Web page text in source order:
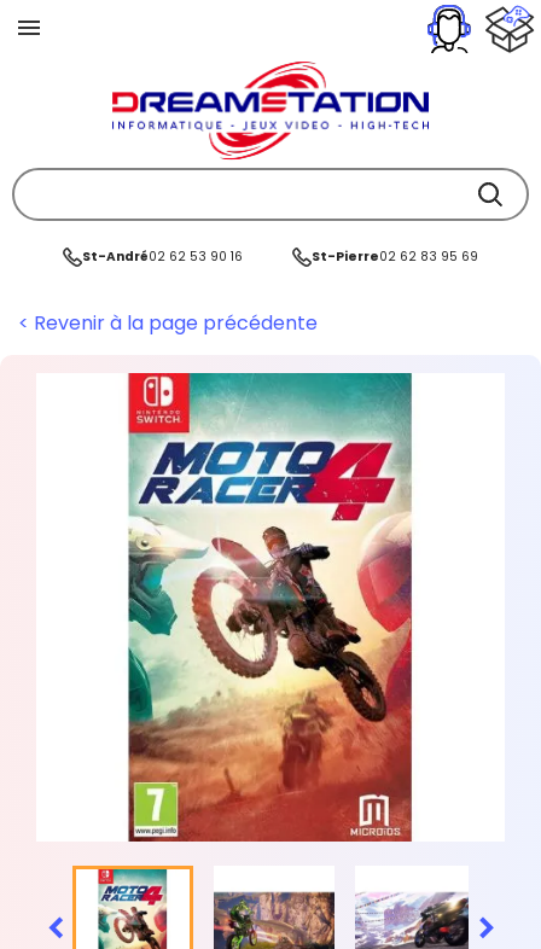
St-André02 62 53 90 16 St-Pierre02 62 83 95 69
< Revenir à la page précédente
 